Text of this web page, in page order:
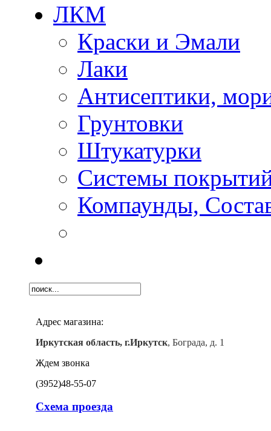
ЛКМ
Краски и Эмали
Лаки
Антисептики,
Грунтовки
Штукатурки
Системы
Компаунды,
Адрес магазина:
Иркутская область, г.Иркутск, Бограда, д. 1
Ждем звонка
(3952)48-55-07
Схема проезда